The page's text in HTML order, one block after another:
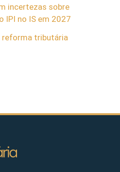
incertezas sobre
IPI no IS em 2027
reforma tributária